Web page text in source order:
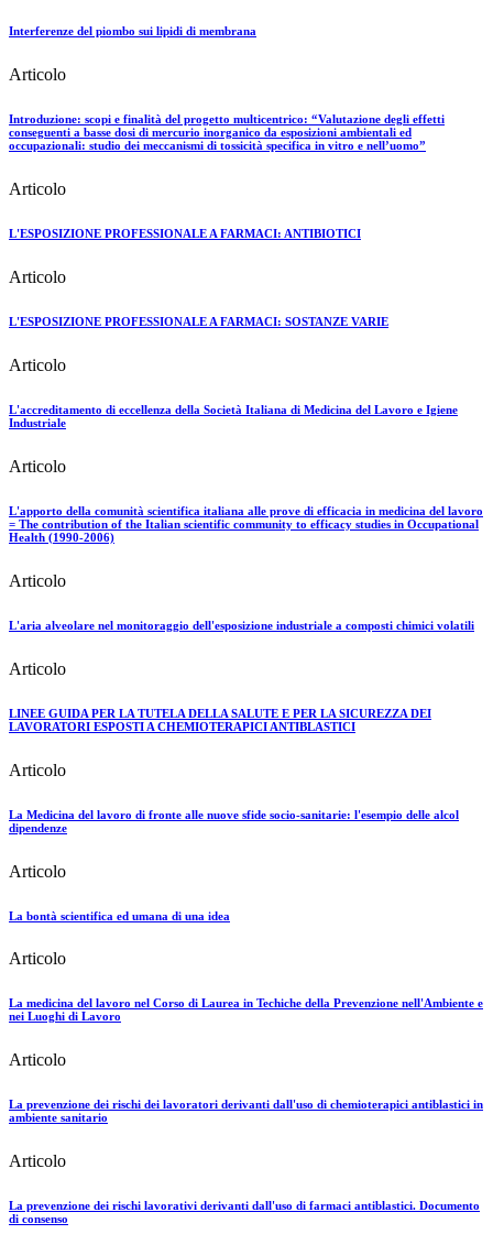
Interferenze del piombo sui lipidi di membrana
Articolo
Introduzione: scopi e finalità del progetto multicentrico: “Valutazione degli effetti
conseguenti a basse dosi di mercurio inorganico da esposizioni ambientali ed
occupazionali: studio dei meccanismi di tossicità specifica in vitro e nell’uomo”
Articolo
L'ESPOSIZIONE PROFESSIONALE A FARMACI: ANTIBIOTICI
Articolo
L'ESPOSIZIONE PROFESSIONALE A FARMACI: SOSTANZE VARIE
Articolo
L'accreditamento di eccellenza della Società Italiana di Medicina del Lavoro e Igiene
Industriale
Articolo
L'apporto della comunità scientifica italiana alle prove di efficacia in medicina del lavoro
= The contribution of the Italian scientific community to efficacy studies in Occupational
Health (1990-2006)
Articolo
L'aria alveolare nel monitoraggio dell'esposizione industriale a composti chimici volatili
Articolo
LINEE GUIDA PER LA TUTELA DELLA SALUTE E PER LA SICUREZZA DEI
LAVORATORI ESPOSTI A CHEMIOTERAPICI ANTIBLASTICI
Articolo
La Medicina del lavoro di fronte alle nuove sfide socio-sanitarie: l'esempio delle alcol
dipendenze
Articolo
La bontà scientifica ed umana di una idea
Articolo
La medicina del lavoro nel Corso di Laurea in Techiche della Prevenzione nell'Ambiente e
nei Luoghi di Lavoro
Articolo
La prevenzione dei rischi dei lavoratori derivanti dall'uso di chemioterapici antiblastici in
ambiente sanitario
Articolo
La prevenzione dei rischi lavorativi derivanti dall'uso di farmaci antiblastici. Documento
di consenso